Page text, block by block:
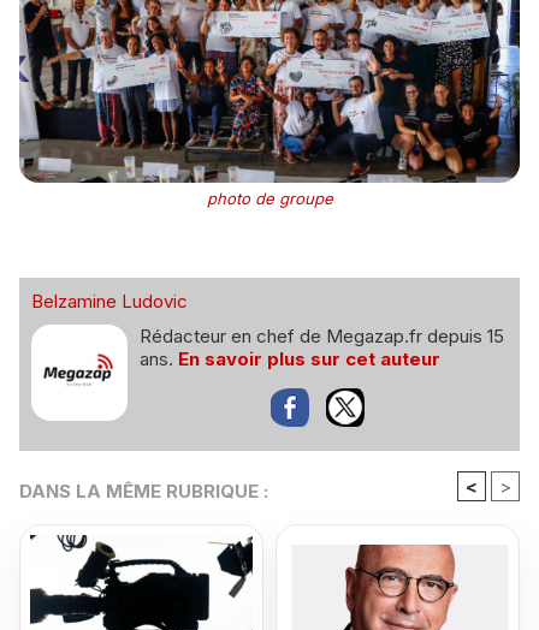
photo de groupe
Belzamine Ludovic
Rédacteur en chef de Megazap.fr depuis 15
ans. En savoir plus sur cet auteur
DANS LA MÊME RUBRIQUE : < >